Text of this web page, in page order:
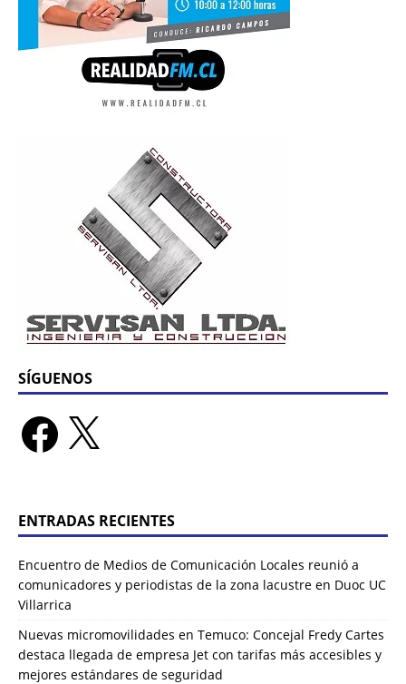
SÍGUENOS
ENTRADAS RECIENTES
Encuentro de Medios de Comunicación Locales reunió a
comunicadores y periodistas de la zona lacustre en Duoc UC
Villarrica
Nuevas micromovilidades en Temuco: Concejal Fredy Cartes
destaca llegada de empresa Jet con tarifas más accesibles y
mejores estándares de seguridad